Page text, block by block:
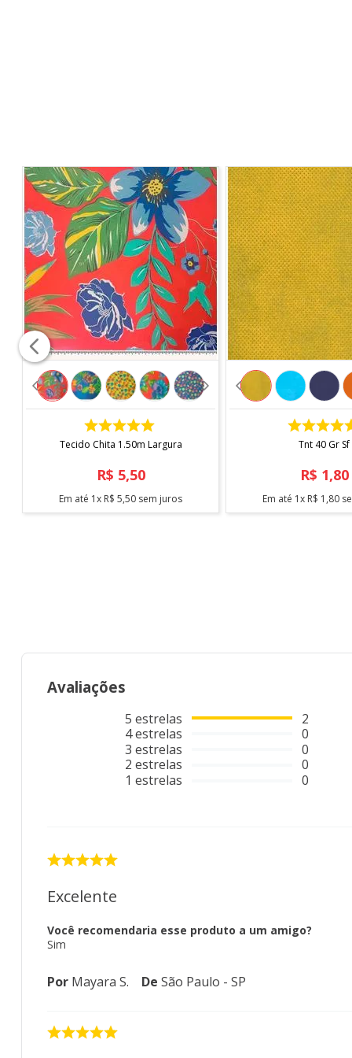
Não secar em tambor
Temperatura Máxima na base do ferro de passar:
Limpeza a seco profissional. Processo normal
ORIGEM:IMPORTADO
TIPO:
TECIDO
COMPRAR
Tecido Chita 1.50m Largura
R$ 5,50
Em até 1x R$ 5,50 sem juros
COMPRAR
Tnt 40 Gr Sf
R$ 1,80
Em até 1x R$ 1,80
Avaliações
5 estrelas
4estrelas
3 estrelas
2 estrelas
1 estrelas
2
0
0
0
0
Excelente
Você recomendaria esse produto a um amigo?
Sim
Por Mayara S. De São Paulo - SP